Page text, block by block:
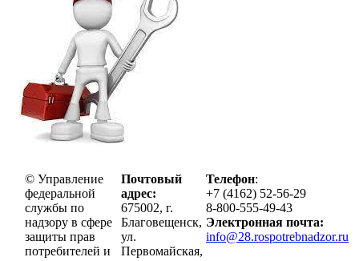
© Управление
федеральной
службы по
надзору в сфере
защиты прав
потребителей и
Почтовый
адрес:
675002, г.
Благовещенск,
ул.
Первомайская,
Телефон:
+7 (4162) 52-56-29
8-800-555-49-43
Электронная почта:
info@28.rospotrebnadzor.ru